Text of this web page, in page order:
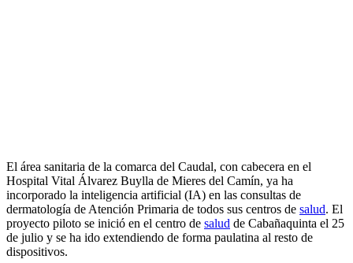
El área sanitaria de la comarca del Caudal, con cabecera en el
Hospital Vital Álvarez Buylla de Mieres del Camín, ya ha
incorporado la inteligencia artificial (IA) en las consultas de
dermatología de Atención Primaria de todos sus centros de salud. El
proyecto piloto se inició en el centro de salud de Cabañaquinta el 25
de julio y se ha ido extendiendo de forma paulatina al resto de
dispositivos.